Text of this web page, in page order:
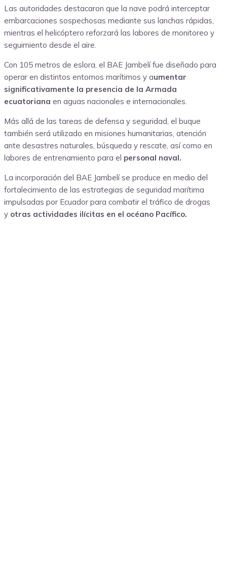
Las autoridades destacaron que la nave podrá interceptar
embarcaciones sospechosas mediante sus lanchas rápidas,
mientras el helicóptero reforzará las labores de monitoreo y
seguimiento desde el aire.
Con 105 metros de eslora, el BAE Jambelí fue diseñado para
operar en distintos entornos marítimos y aumentar
significativamente la presencia de la Armada
ecuatoriana en aguas nacionales e internacionales.
Más allá de las tareas de defensa y seguridad, el buque
también será utilizado en misiones humanitarias, atención
ante desastres naturales, búsqueda y rescate, así como en
labores de entrenamiento para el personal naval.
La incorporación del BAE Jambelí se produce en medio del
fortalecimiento de las estrategias de seguridad marítima
impulsadas por Ecuador para combatir el tráfico de drogas
y otras actividades ilícitas en el océano Pacífico.